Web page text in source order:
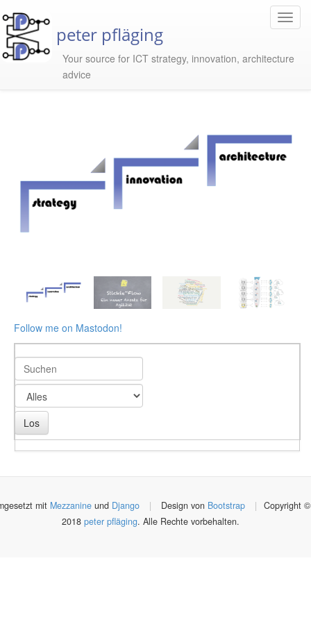
peter pfläging
Your source for ICT strategy, innovation, architecture
advice
Follow me on Mastodon!
mit Mezzanineund Django | Design von Bootstrap |
Copyright ©
2018 peter pfläging. Alle Rechte vorbehalten.